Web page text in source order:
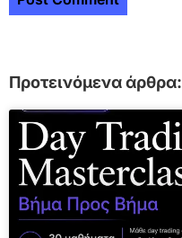
Προτεινόμενα άρθρα: